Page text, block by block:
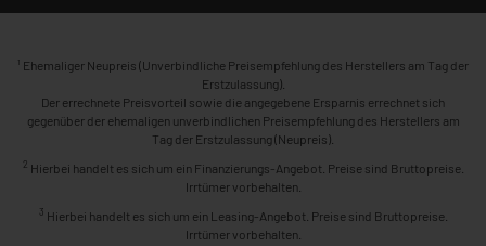
1 Ehemaliger Neupreis (Unverbindliche Preisempfehlung des Herstellers am Tag der
Erstzulassung).
Der errechnete Preisvorteil sowie die angegebene Ersparnis errechnet sich
gegenüber der ehemaligen unverbindlichen Preisempfehlung des Herstellers am
Tag der Erstzulassung (Neupreis).
2 Hierbei handelt es sich um ein Finanzierungs-Angebot. Preise sind Bruttopreise.
Irrtümer vorbehalten.
3 Hierbei handelt es sich um ein Leasing-Angebot. Preise sind Bruttopreise.
Irrtümer vorbehalten.